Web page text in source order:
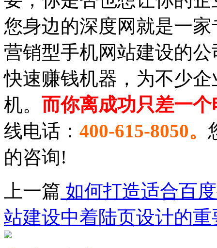
您身边的深度网就是一
营销型手机网站建设的
快速赚钱机器，为不少
机。 而你离成功只差一
线电话： 400-615-8050。
的咨询!
上一篇 如何打造适合百
站建设中着陆页设计的重